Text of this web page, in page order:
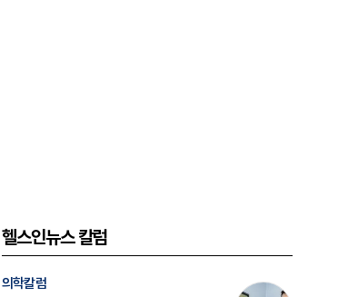
헬스인뉴스 칼럼
의학칼럼